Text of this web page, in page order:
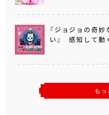
『ジョジョの奇
い』 感知して動
も